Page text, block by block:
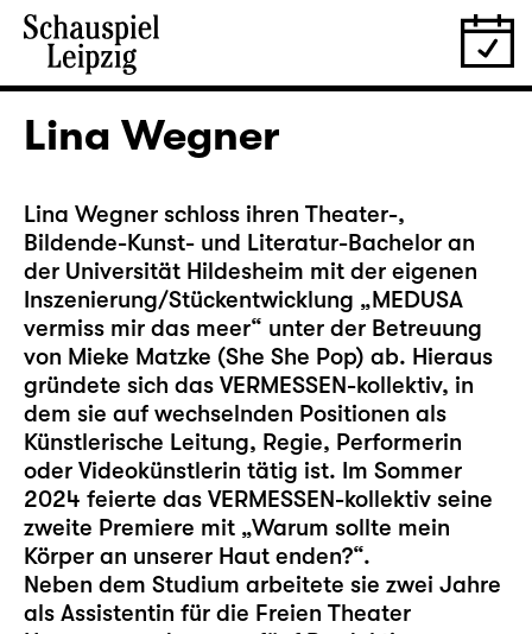
Lina Wegner
Lina Wegner schloss ihren Theater-,
Bildende-Kunst- und Literatur-Bachelor an
der Universität Hildesheim mit der eigenen
Inszenierung/Stückentwicklung „MEDUSA
vermiss mir das meer“ unter der Betreuung
von Mieke Matzke (She She Pop) ab. Hieraus
gründete sich das VERMESSEN-kollektiv, in
dem sie auf wechselnden Positionen als
Künstlerische Leitung, Regie, Performerin
oder Videokünstlerin tätig ist. Im Sommer
2024 feierte das VERMESSEN-kollektiv seine
zweite Premiere mit „Warum sollte mein
Körper an unserer Haut enden?“.
Neben dem Studium arbeitete sie zwei Jahre
als Assistentin für die Freien Theater